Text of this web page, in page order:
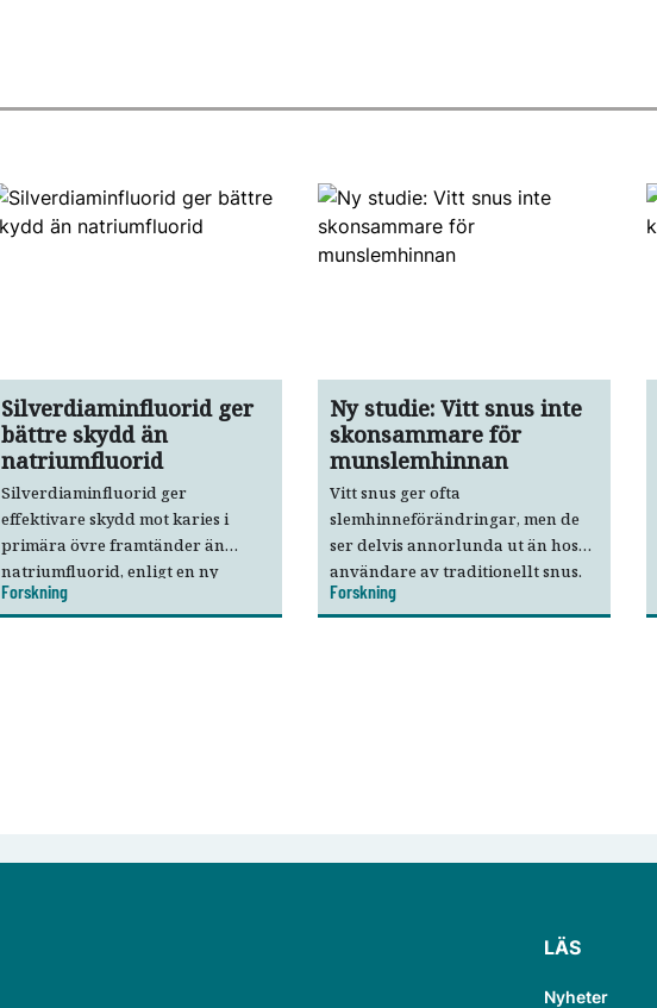
Silverdiaminfluorid ger
bättre skydd än
natriumfluorid
Silverdiaminfluorid ger
effektivare skydd mot karies i
primära övre framtänder än
natriumfluorid, enligt en ny
kinesisk studie.
Forskning
Ny studie: Vitt snus inte
skonsammare för
munslemhinnan
Vitt snus ger ofta
slemhinneförändringar, men de
ser delvis annorlunda ut än hos
användare av traditionellt snus.
Det visar den första svenska
kliniska jämförelsen mellan vitt
Forskning
LÄS
Nyheter